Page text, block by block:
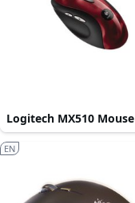
Logitech MX510 Mouse
EN